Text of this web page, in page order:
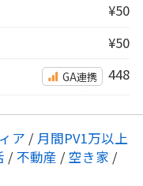
¥50
¥50
GA連携 448
ア / 月間PV1万以上
/ 不動産 / 空き家 /